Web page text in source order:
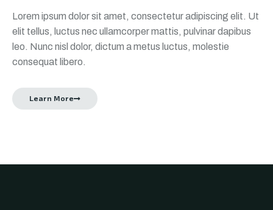
Lorem ipsum dolor sit amet, consectetur adipiscing elit. Ut
elit tellus, luctus nec ullamcorper mattis, pulvinar dapibus
leo. Nunc nisl dolor, dictum a metus luctus, molestie
consequat libero.
Learn More